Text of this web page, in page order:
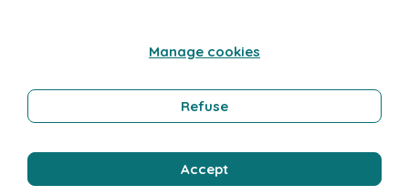
Manage cookies
Refuse
Accept